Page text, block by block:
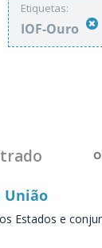
Etiquetas:
IOF-Ouro
União
Estados e